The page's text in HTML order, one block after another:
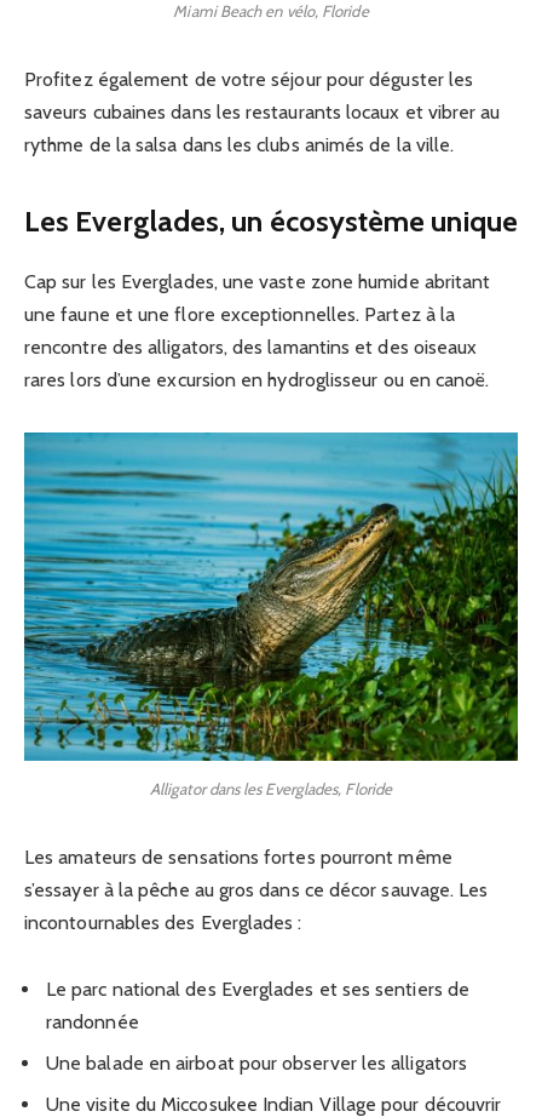
Miami Beach en vélo, Floride
Profitez également de votre séjour pour déguster les
saveurs cubaines dans les restaurants locaux et vibrer au
rythme de la salsa dans les clubs animés de la ville.
Les Everglades, un écosystème unique
Cap sur les Everglades, une vaste zone humide abritant
une faune et une flore exceptionnelles. Partez à la
rencontre des alligators, des lamantins et des oiseaux
rares lors d’une excursion en hydroglisseur ou en canoë.
Alligator dans les Everglades, Floride
Les amateurs de sensations fortes pourront même
s’essayer à la pêche au gros dans ce décor sauvage. Les
incontournables des Everglades :
Le parc national des Everglades et ses sentiers de
randonnée
Une balade en airboat pour observer les alligators
Une visite du Miccosukee Indian Village pour découvrir